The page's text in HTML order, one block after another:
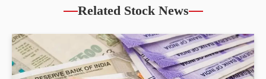
Related Stock News